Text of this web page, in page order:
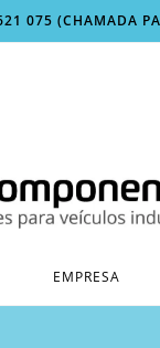
075 (CHAMADA
EMPRESA